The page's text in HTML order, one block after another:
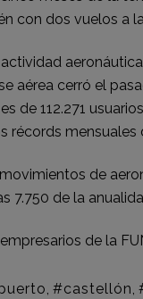
con dos vuelos a
aérea cerró el
de 112.271
récords mensuales
de
7.750 de la
de la
, #castellón,